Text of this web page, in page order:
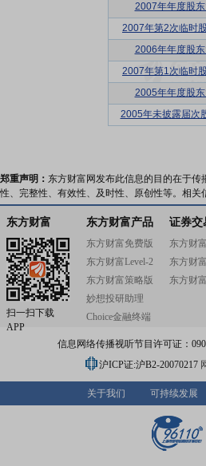
2007年年度股
2007年第2次临时
2006年年度股
2007年第1次临时
2005年年度股
2005年未披露届次
郑重声明： 东方财富网发布此信息的目的在于
性、完整性、有效性、及时性、原创性等。相
东方财富
扫一扫下载
APP
东方财富产品
东方财富免费版
东方财富Level-2
东方财富策略版
妙想投研助理
Choice金融终端
证券交
东方财
东方财
东方财
信息网络传播视听节目许可证：
沪ICP证:沪B2-20070217
关于我们 可持续发展